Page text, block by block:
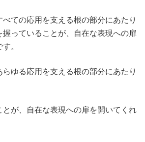
ての応用を支える根の部分にあたり
握っていることが、自在な表現への扉
。
ゆる応用を支える根の部分にあたり
が、自在な表現への扉を開いてくれ